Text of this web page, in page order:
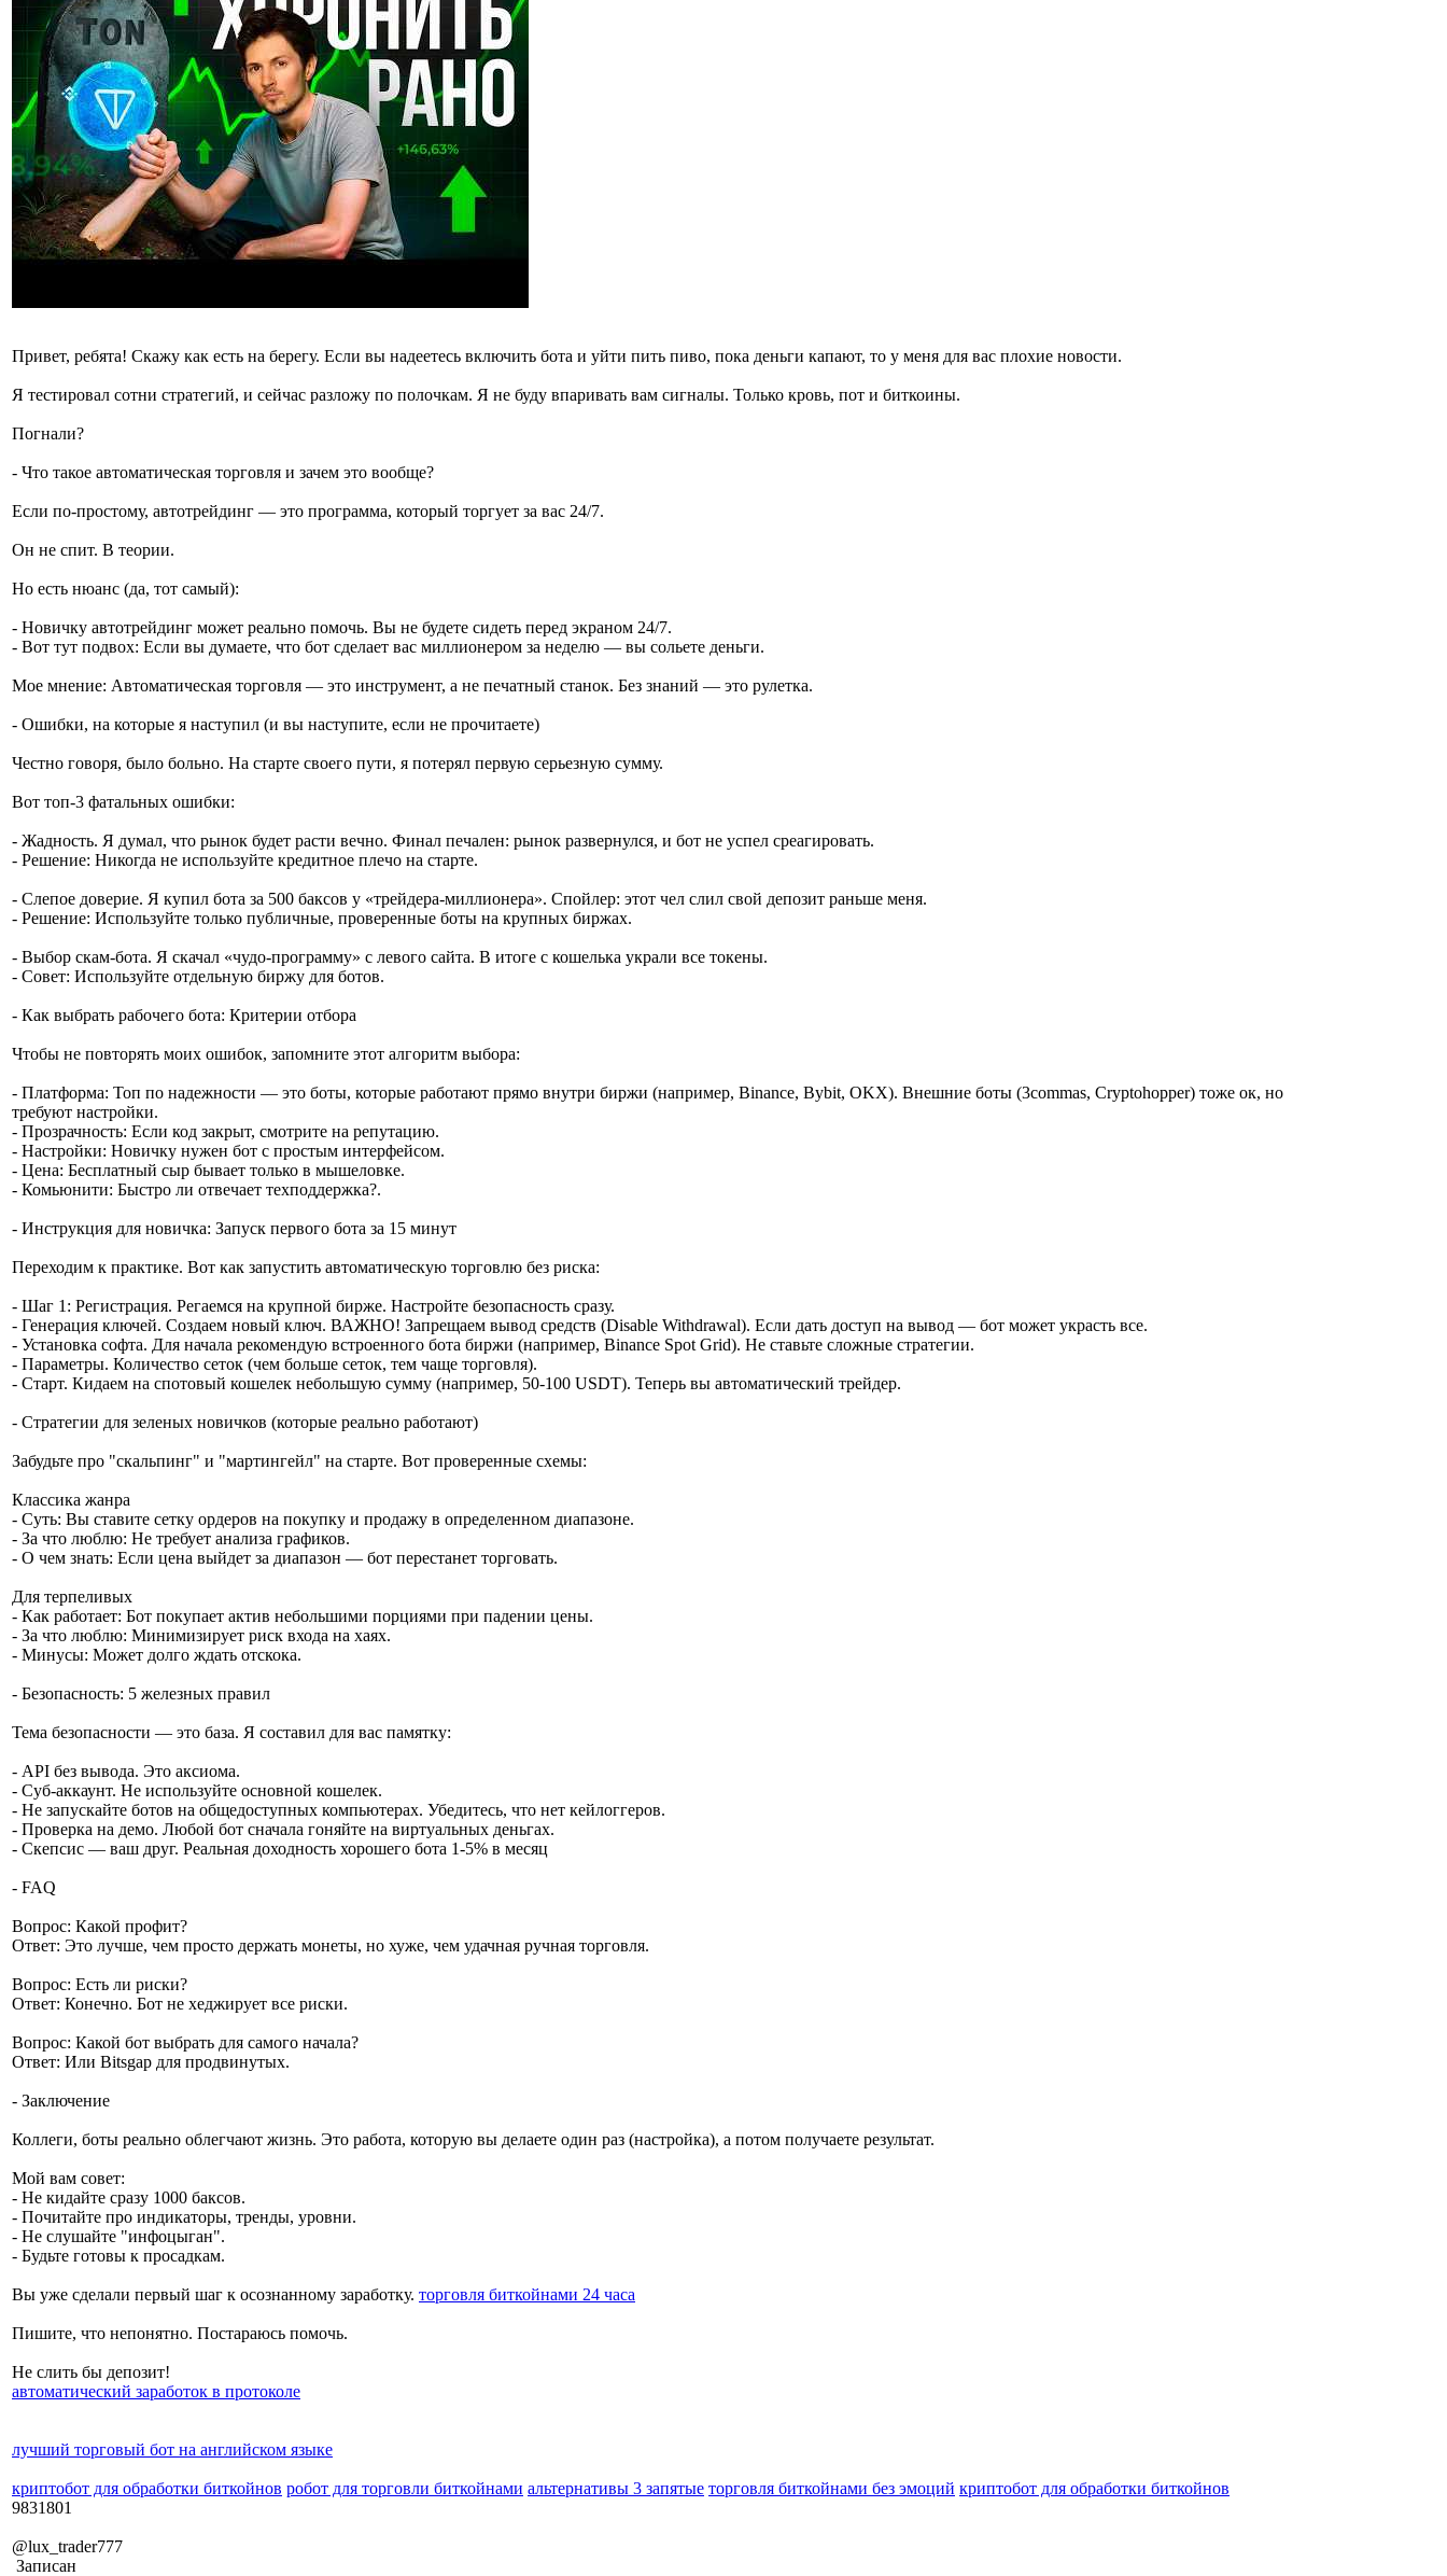
Привет, ребята! Скажу как есть на берегу. Если вы надеетесь включить бота и уйти пить пиво, пока деньги капают, то у меня для вас плохие новости.
Я тестировал сотни стратегий, и сейчас разложу по полочкам. Я не буду впаривать вам сигналы. Только кровь, пот и биткоины.
Погнали?
- Что такое автоматическая торговля и зачем это вообще?
Если по-простому, автотрейдинг — это программа, который торгует за вас 24/7.
Он не спит. В теории.
Но есть нюанс (да, тот самый):
- Новичку автотрейдинг может реально помочь. Вы не будете сидеть перед экраном 24/7.
- Вот тут подвох: Если вы думаете, что бот сделает вас миллионером за неделю — вы сольете деньги.
Мое мнение: Автоматическая торговля — это инструмент, а не печатный станок. Без знаний — это рулетка.
- Ошибки, на которые я наступил (и вы наступите, если не прочитаете)
Честно говоря, было больно. На старте своего пути, я потерял первую серьезную сумму.
Вот топ-3 фатальных ошибки:
- Жадность. Я думал, что рынок будет расти вечно. Финал печален: рынок развернулся, и бот не успел среагировать.
- Решение: Никогда не используйте кредитное плечо на старте.
- Слепое доверие. Я купил бота за 500 баксов у «трейдера-миллионера». Спойлер: этот чел слил свой депозит раньше меня.
- Решение: Используйте только публичные, проверенные боты на крупных биржах.
- Выбор скам-бота. Я скачал «чудо-программу» с левого сайта. В итоге с кошелька украли все токены.
- Совет: Используйте отдельную биржу для ботов.
- Как выбрать рабочего бота: Критерии отбора
Чтобы не повторять моих ошибок, запомните этот алгоритм выбора:
- Платформа: Топ по надежности — это боты, которые работают прямо внутри биржи (например, Binance, Bybit, OKX). Внешние боты (3commas, Cryptohopper) тоже ок, но
требуют настройки.
- Прозрачность: Если код закрыт, смотрите на репутацию.
- Настройки: Новичку нужен бот с простым интерфейсом.
- Цена: Бесплатный сыр бывает только в мышеловке.
- Комьюнити: Быстро ли отвечает техподдержка?.
- Инструкция для новичка: Запуск первого бота за 15 минут
Переходим к практике. Вот как запустить автоматическую торговлю без риска:
- Шаг 1: Регистрация. Регаемся на крупной бирже. Настройте безопасность сразу.
- Генерация ключей. Создаем новый ключ. ВАЖНО! Запрещаем вывод средств (Disable Withdrawal). Если дать доступ на вывод — бот может украсть все.
- Установка софта. Для начала рекомендую встроенного бота биржи (например, Binance Spot Grid). Не ставьте сложные стратегии.
- Параметры. Количество сеток (чем больше сеток, тем чаще торговля).
- Старт. Кидаем на спотовый кошелек небольшую сумму (например, 50-100 USDT). Теперь вы автоматический трейдер.
- Стратегии для зеленых новичков (которые реально работают)
Забудьте про "скальпинг" и "мартингейл" на старте. Вот проверенные схемы:
Классика жанра
- Суть: Вы ставите сетку ордеров на покупку и продажу в определенном диапазоне.
- За что люблю: Не требует анализа графиков.
- О чем знать: Если цена выйдет за диапазон — бот перестанет торговать.
Для терпеливых
- Как работает: Бот покупает актив небольшими порциями при падении цены.
- За что люблю: Минимизирует риск входа на хаях.
- Минусы: Может долго ждать отскока.
- Безопасность: 5 железных правил
Тема безопасности — это база. Я составил для вас памятку:
- API без вывода. Это аксиома.
- Суб-аккаунт. Не используйте основной кошелек.
- Не запускайте ботов на общедоступных компьютерах. Убедитесь, что нет кейлоггеров.
- Проверка на демо. Любой бот сначала гоняйте на виртуальных деньгах.
- Скепсис — ваш друг. Реальная доходность хорошего бота 1-5% в месяц
- FAQ
Вопрос: Какой профит?
Ответ: Это лучше, чем просто держать монеты, но хуже, чем удачная ручная торговля.
Вопрос: Есть ли риски?
Ответ: Конечно. Бот не хеджирует все риски.
Вопрос: Какой бот выбрать для самого начала?
Ответ: Или Bitsgap для продвинутых.
- Заключение
Коллеги, боты реально облегчают жизнь. Это работа, которую вы делаете один раз (настройка), а потом получаете результат.
Мой вам совет:
- Не кидайте сразу 1000 баксов.
- Почитайте про индикаторы, тренды, уровни.
- Не слушайте "инфоцыган".
- Будьте готовы к просадкам.
Вы уже сделали первый шаг к осознанному заработку. торговля биткойнами 24 часа
Пишите, что непонятно. Постараюсь помочь.
Не слить бы депозит!
автоматический заработок в протоколе
лучший торговый бот на английском языке
криптобот для обработки биткойнов робот для торговли биткойнами альтернативы 3 запятые торговля биткойнами без эмоций криптобот для обработки биткойнов
9831801
@lux_trader777
Записан